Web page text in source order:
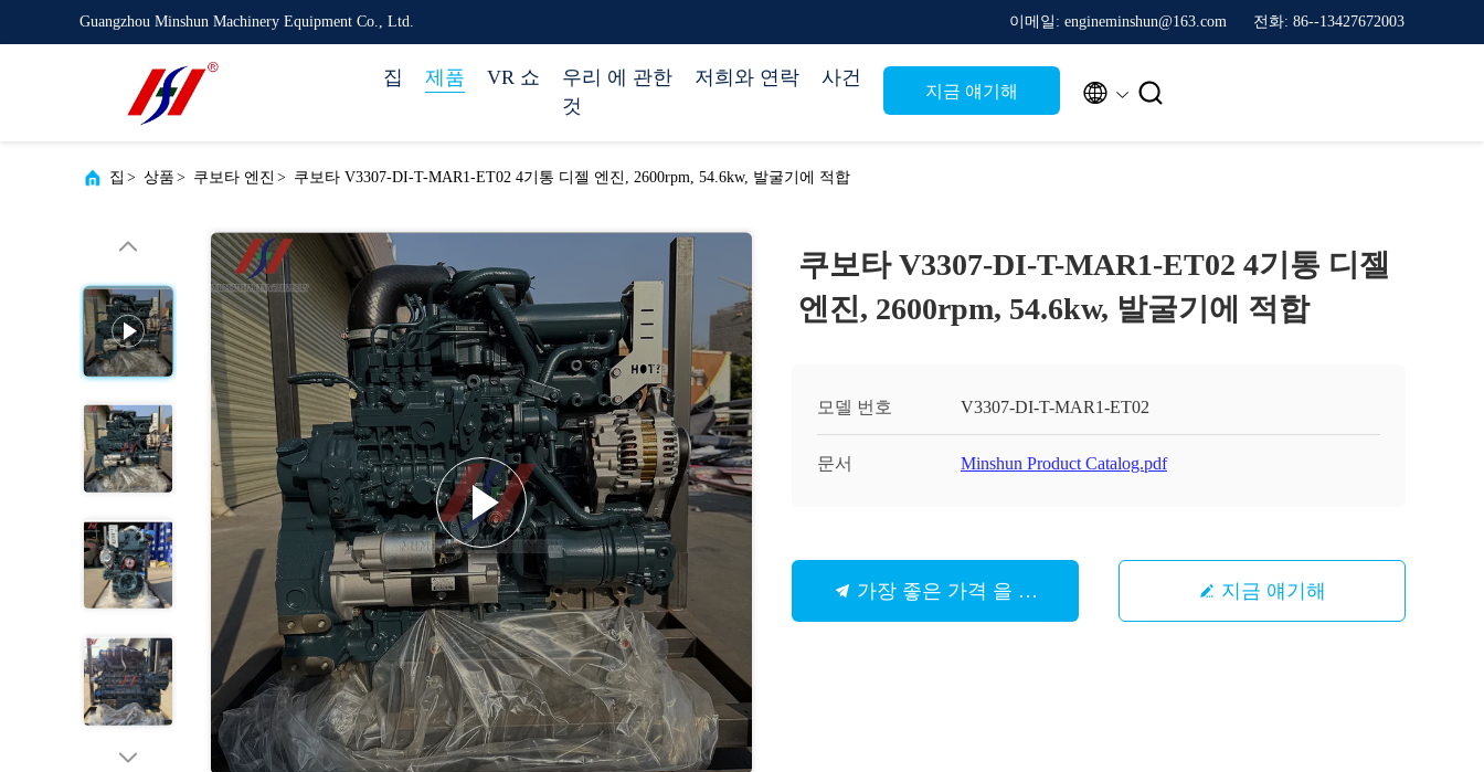
Guangzhou Minshun Machinery Equipment Co., Ltd. 이메일: engineminshun@163.com 전화: 86--13427672003
집 제품 VR 쇼
우리 에 관한
것
저희와 연락 사건
지금 얘기해  
집 > 상품 > 쿠보타 엔진 > 쿠보타 V3307-DI-T-MAR1-ET02 4기통 디젤 엔진, 2600rpm, 54.6kw, 발굴기에 적합
쿠보타 V3307-DI-T-MAR1-ET02 4기통 디젤
엔진, 2600rpm, 54.6kw, 발굴기에 적합
모델 번호 V3307-DI-T-MAR1-ET02
문서 Minshun Product Catalog.pdf
가장 좋은 가격 을 구하라 지금 얘기해